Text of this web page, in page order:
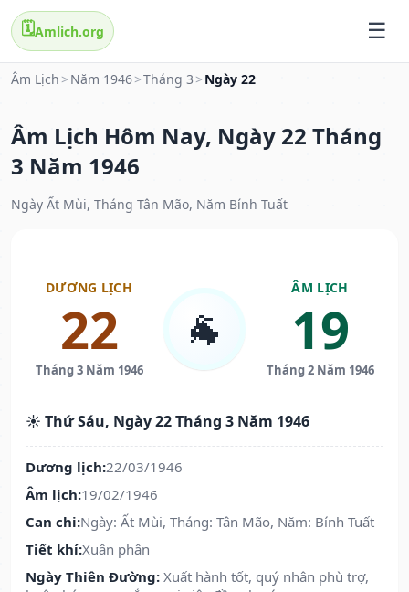
🗓️Amlich.org
Âm Lịch > Năm 1946>Tháng 3 > Ngày 22
Âm Lịch Hôm Nay, Ngày 22 Tháng
3 Năm 1946
Ngày Ất Mùi, Tháng Tân Mão, Năm Bính Tuất
DƯƠNG LỊCH
22
Tháng 3 Năm 1946
🐐
ÂM LỊCH
19
Tháng 2 Năm 1946
☀️ Thứ Sáu, Ngày 22 Tháng 3 Năm 1946
Dương lịch:22/03/1946
Âm lịch:19/02/1946
Can chi:Ngày: Ất Mùi, Tháng: Tân Mão, Năm: Bính Tuất
Tiết khí:Xuân phân
Ngày Thiên Đường: Xuất hành tốt, quý nhân phù trợ,